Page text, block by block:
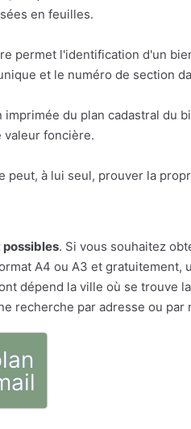
en feuilles.
permet l'identification d'un
et le numéro de section
du plan cadastral du
valeur foncière.
peut, à lui seul, prouver la
possibles. Si vous souhaitez
A4 ou A3 et gratuitement,
dépend la ville où se trouve
recherche par adresse ou par